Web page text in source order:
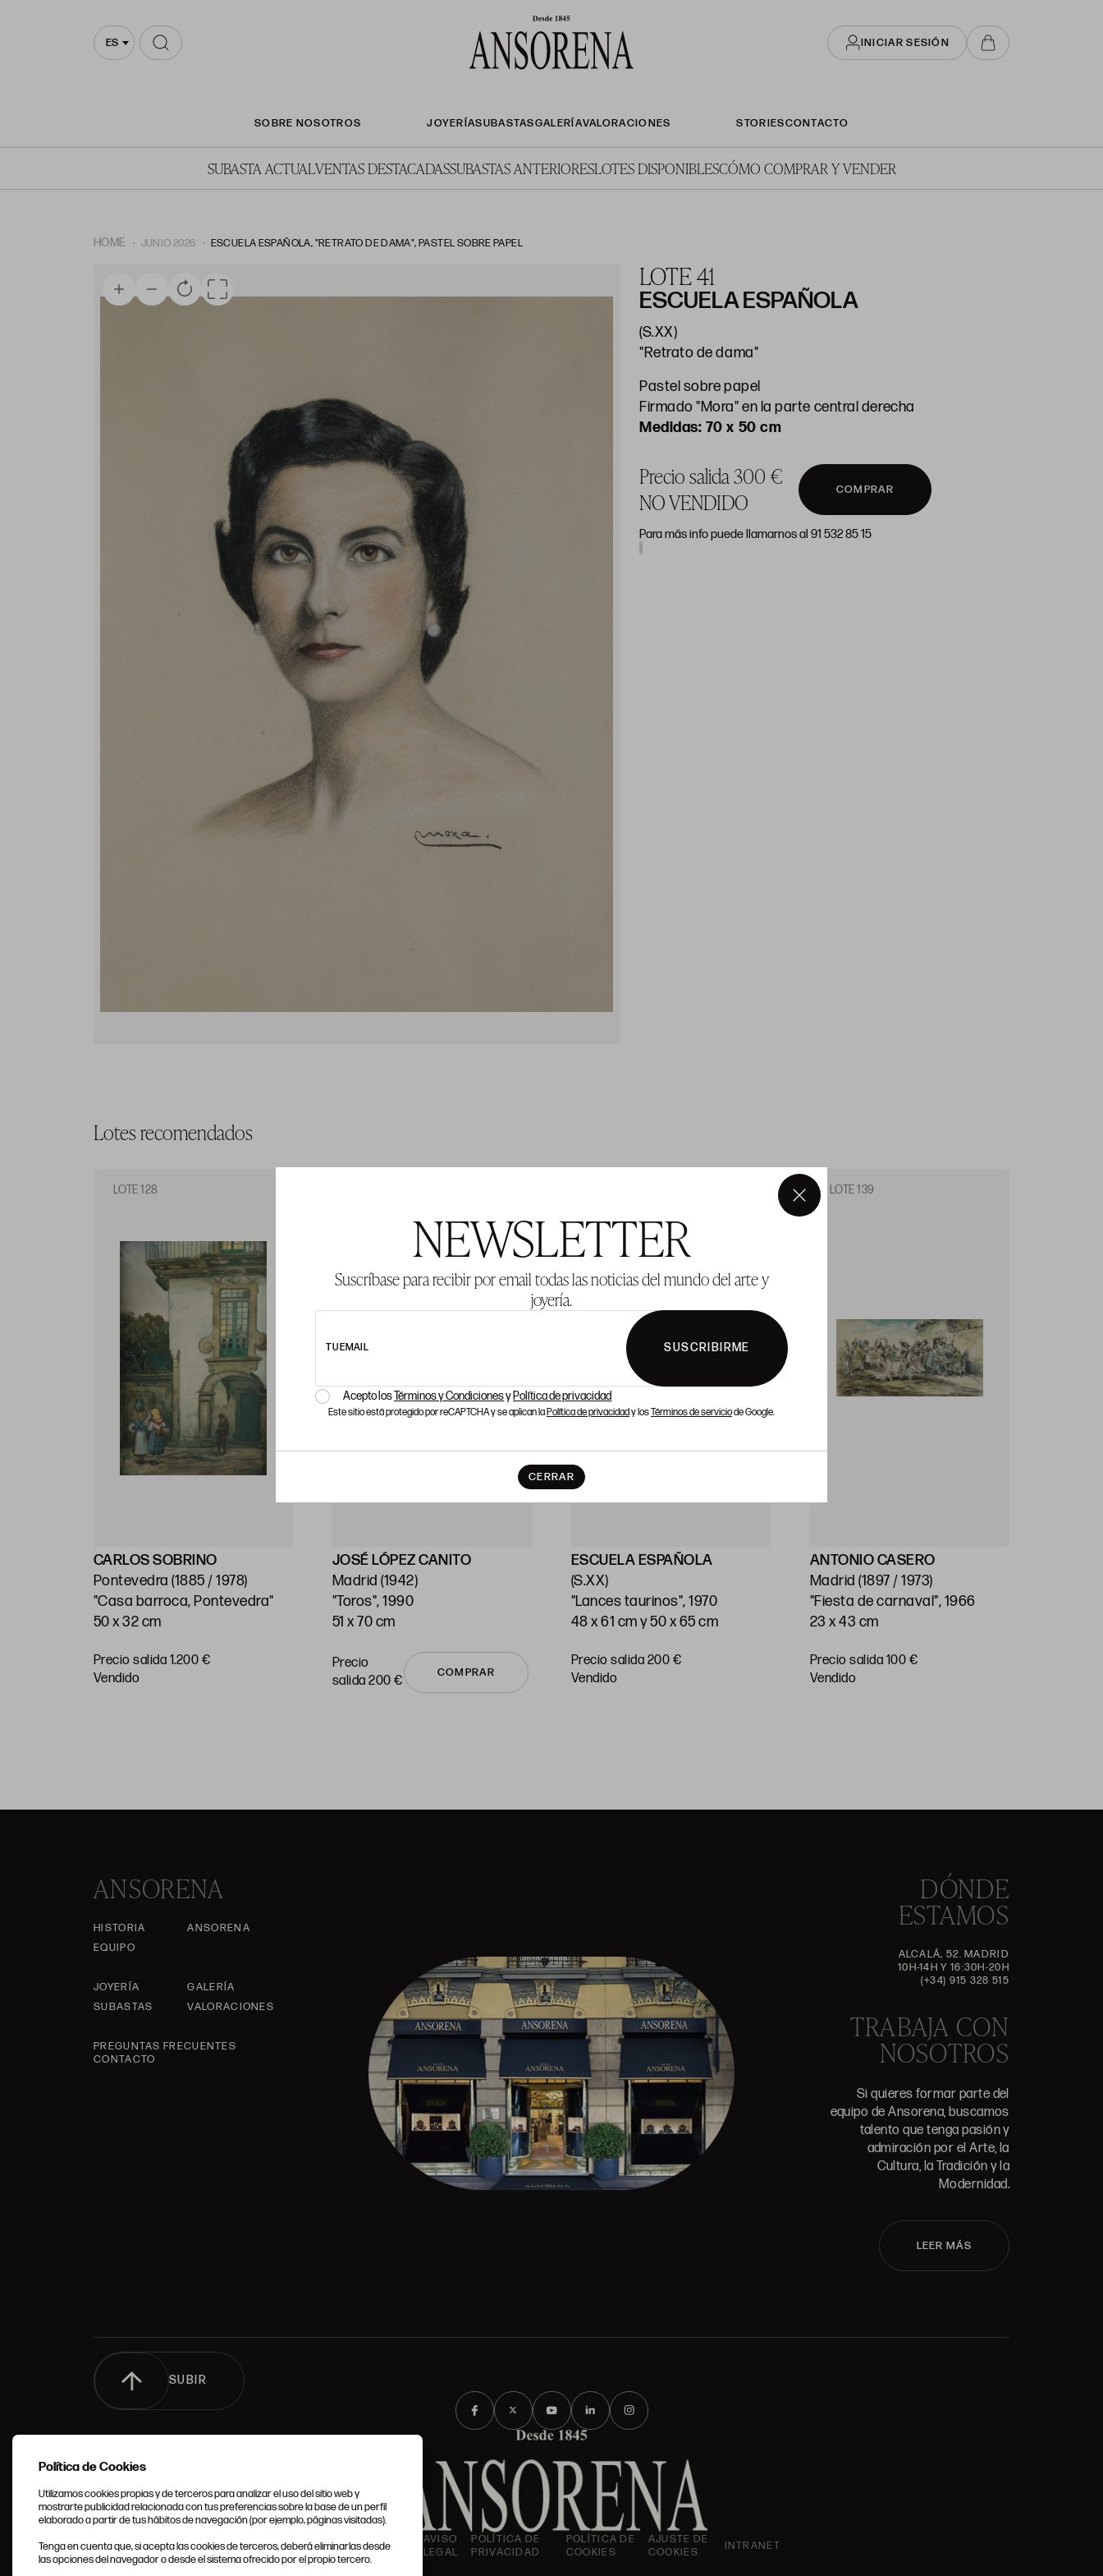
NEWSLETTER
Suscríbase para recibir por email todas las noticias del mundo del arte y
joyería.
TU EMAIL SUSCRIBIRME
Acepto losTérminos y Condicionesy Política de privacidad
Este sitio está protegido por reCAPTCHA y se aplican laPolítica de privacidady losTérminos de serviciode Google.
CERRAR
×
ES INICIAR SESIÓN
SOBRE NOSOTROS JOYERÍASUBASTASGALERÍAVALORACIONES STORIESCONTACTO
SUBASTA ACTUALVENTAS DESTACADASSUBASTAS ANTERIORESLOTES DISPONIBLESCÓMO COMPRAR Y VENDER
HOME JUNIO 2026 ESCUELA ESPAÑOLA, "RETRATO DE DAMA", PASTEL SOBRE PAPEL
LOTE 41
ESCUELA ESPAÑOLA
(S.XX)
"Retrato de dama"
Pastel sobre papel
Firmado "Mora" en la parte central derecha
70 x 50 cm
Precio salida 300 €
NO VENDIDO
COMPRAR
Para más info puede llamarnos al 91 532 85 15
Lotes recomendados
LOTE 128
CARLOS SOBRINO
Pontevedra (1885 / 1978)
"Casa barroca, Pontevedra"
50 x 32 cm
Precio salida 1.200 €
vendido
JOSÉ LÓPEZ CANITO
Madrid (1942)
"Toros", 1990
51 x 70 cm
Precio
salida 200 €
COMPRAR
ESCUELA ESPAÑOLA
(S.XX)
"Lances taurinos", 1970
48 x 61 cm y 50 x 65 cm
Precio salida 200 €
vendido
LOTE 139
ANTONIO CASERO
Madrid (1897 / 1973)
"Fiesta de carnaval", 1966
23 x 43 cm
Precio salida 100 €
vendido
ANSORENA
HISTORIA
ANSORENA
EQUIPO
JOYERÍA
GALERÍA
SUBASTAS
VALORACIONES
PREGUNTAS FRECUENTES
CONTACTO
DÓNDE
ESTAMOS
ALCALÁ, 52. MADRID
10H-14H Y 16:30H-20H
(+34) 915 328 515
TRABAJA CON
NOSOTROS
Si quieres formar parte del
equipo de Ansorena, buscamos
talento que tenga pasión y
admiración por el Arte, la
Cultura, la Tradición y la
Modernidad.
LEER MÁS
SUBIR
GENERALES
AVISO
LEGAL
POLÍTICA DE
PRIVACIDAD
POLÍTICA DE
COOKIES
AJUSTE DE
COOKIES
INTRANET
Política de Cookies
Utilizamos cookies propias y de terceros para analizar el uso del sitio web y
mostrarte publicidad relacionada con tus preferencias sobre la base de un perfil
elaborado a partir de tus hábitos de navegación (por ejemplo, páginas visitadas).
Tenga en cuenta que, si acepta las cookies de terceros, deberá eliminarlas desde
las opciones del navegador o desde el sistema ofrecido por el propio tercero.